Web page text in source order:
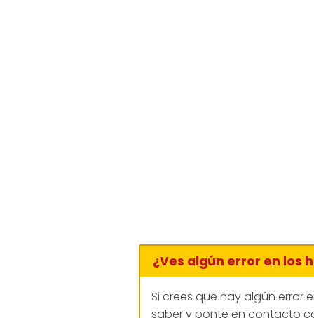
¿Ves algún error en los
Si crees que hay algún error
saber y ponte en contacto